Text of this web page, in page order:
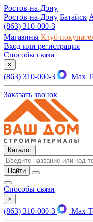
Ростов-на-Дону
Ростов-на-Дону Батайск
(863) 310-000-3
Магазины Клуб
Вход или регистрация
Способы связи
×
(863) 310-000-3 Max
Заказать звонок
Каталог
Найти
Способы связи
×
(863) 310-000-3 Max